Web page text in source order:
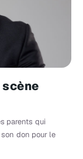
parents qui
don pour le